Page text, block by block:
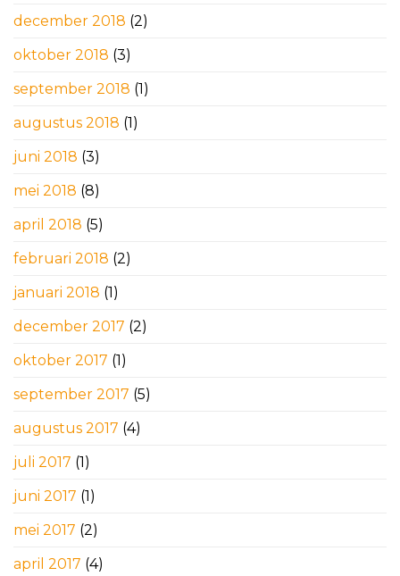
december 2018 (2)
oktober 2018 (3)
september 2018 (1)
augustus 2018 (1)
juni 2018 (3)
mei 2018 (8)
april 2018 (5)
februari 2018 (2)
januari 2018 (1)
december 2017 (2)
oktober 2017 (1)
september 2017 (5)
augustus 2017 (4)
juli 2017 (1)
juni 2017 (1)
mei 2017 (2)
april 2017 (4)